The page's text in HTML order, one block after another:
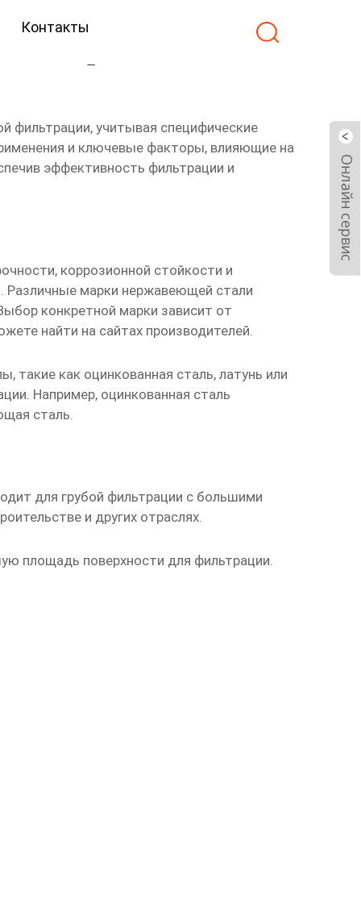
Контакты
фильтрации, учитывая специфические
и ключевые факторы, влияющие на
эффективность фильтрации и
коррозионной стойкости и
Различные марки нержавеющей стали
конкретной марки зависит от
найти на сайтах производителей.
такие как оцинкованная сталь, латунь или
Например, оцинкованная сталь
сталь.
для грубой фильтрации с большими
и других отраслях.
площадь поверхности для фильтрации.